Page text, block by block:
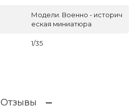
Модели. Военно - историч
еская миниатюра
1/35
Отзывы